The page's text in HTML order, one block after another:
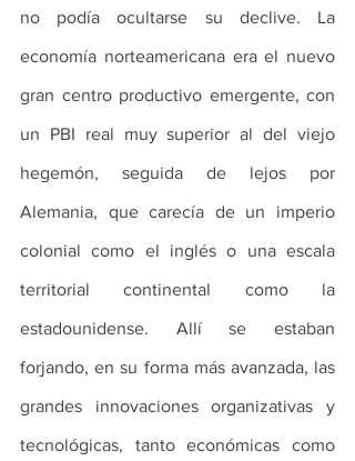
no podía ocultarse su declive. La
economía norteamericana era el nuevo
gran centro productivo emergente, con
un PBI real muy superior al del viejo
hegemón, seguida de lejos por
Alemania, que carecía de un imperio
colonial como el inglés o una escala
territorial continental como la
estadounidense. Allí se estaban
forjando, en su forma más avanzada, las
grandes innovaciones organizativas y
tecnológicas, tanto económicas como